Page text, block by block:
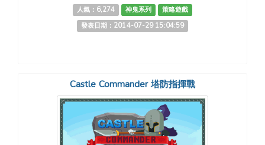
人氣：6,274 神鬼系列
策略遊戲
發表日期：2014-07-29 15:04:59
Castle Commander 塔防指揮戰